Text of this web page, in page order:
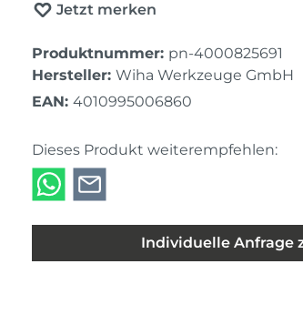
Jetzt merken
Produktnummer: pn-4000825691
Hersteller: Wiha Werkzeuge GmbH
EAN: 4010995006860
Dieses Produkt weiterempfehlen:
Individuelle Anfrage